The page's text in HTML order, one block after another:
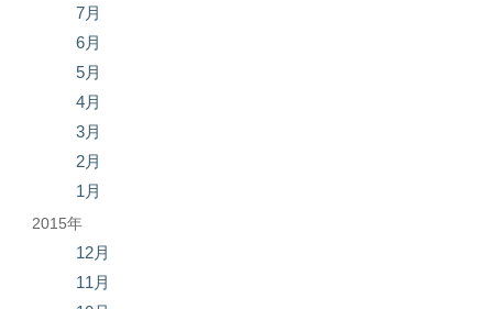
7月
6月
5月
4月
3月
2月
1月
2015年
12月
11月